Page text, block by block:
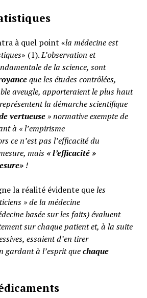
à quel point «la médecine est
» (1).L’observation et
de la science, sont
que les études contrôlées,
aveugle, apporteraient le plus haut
la démarche scientifique
vertueuse» normative exempte de
à « l’empirisme
ce n’est pas l’efficacité du
mais «l’efficacité »
!
la réalité évidente queles
» de la médecine
basée sur les faits) évaluent
sur chaque patient et, à la suite
essaient d’en tirer
gardant à l’esprit quechaque